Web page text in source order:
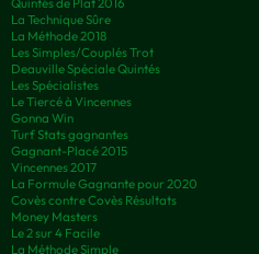
La Technique Sûre
La Méthode 2018
Les Simples/Couplés Trot
Deauville Spéciale Quintés
Les Spécialistes
Le Tiercé à Vincennes
Gonna Win
Turf Stats gagnantes
Gagnant-Placé 2015
Vincennes 2017
La Formule Gagnante pour 2020
Covès contre Covès Résultats
Money Masters
Le 2 sur 4 Facile
La Méthode Simple